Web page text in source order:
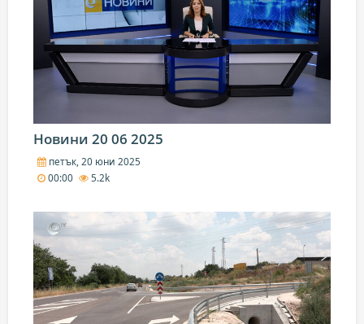
Новини 20 06 2025
петък, 20 юни 2025
00:00
5.2k